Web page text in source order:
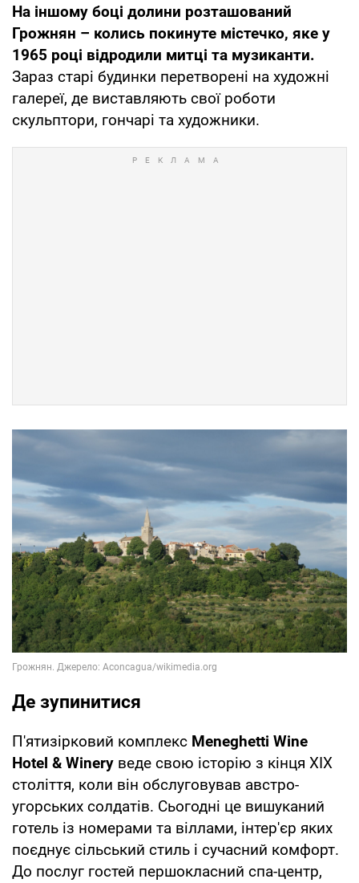
На іншому боці долини розташований
Грожнян – колись покинуте містечко, яке у
1965 році відродили митці та музиканти.
Зараз старі будинки перетворені на художні
галереї, де виставляють свої роботи
скульптори, гончарі та художники.
Де зупинитися
П'ятизірковий комплекс Meneghetti Wine
Hotel & Winery веде свою історію з кінця XIX
століття, коли він обслуговував австро-
угорських солдатів. Сьогодні це вишуканий
готель із номерами та віллами, інтер'єр яких
поєднує сільський стиль і сучасний комфорт.
До послуг гостей першокласний спа-центр,